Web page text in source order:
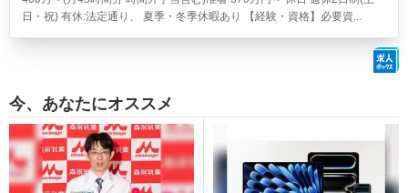
日・祝) 有休:法定通り、 夏季・冬季休暇あり 【経験・資格】必要資...
今、あなたにオススメ